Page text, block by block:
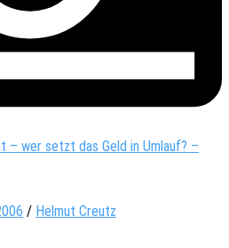
/ Helmut Creutz